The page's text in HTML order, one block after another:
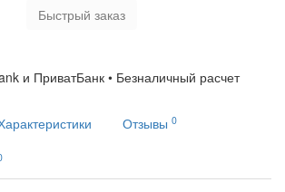
Быстрый заказ
и ПриватБанк • Безналичный расчет
Отзывы 0